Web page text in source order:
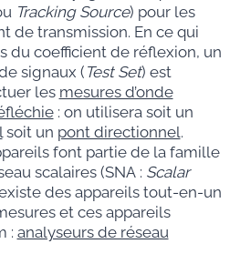
Tracking Source) pour les
de transmission. En ce qui
du coefficient de réflexion, un
signaux ( Test Set) est
les mesures d’onde
: on utilisera soit un
soit un pont directionnel.
font partie de la famille
scalaires (SNA : Scalar
des appareils tout-en-un
et ces appareils
: analyseurs de réseau